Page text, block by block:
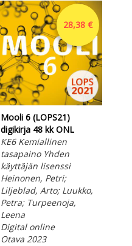
28,38 €
Mooli 6 (LOPS21)
digikirja 48 kk ONL
KE6 Kemiallinen
tasapaino Yhden
käyttäjän lisenssi
Heinonen, Petri;
Liljeblad, Arto; Luukko,
Petra; Turpeenoja,
Leena
Digital online
Otava 2023